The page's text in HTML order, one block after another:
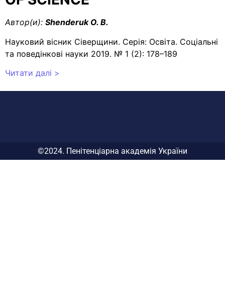
Автор(и): Shenderuk O. B.
Науковий вісник Сіверщини. Серія: Освіта. Соціальні
та поведінкові науки 2019. № 1 (2): 178–189
Читати далі >
©2024. Пенітенціарна академія України